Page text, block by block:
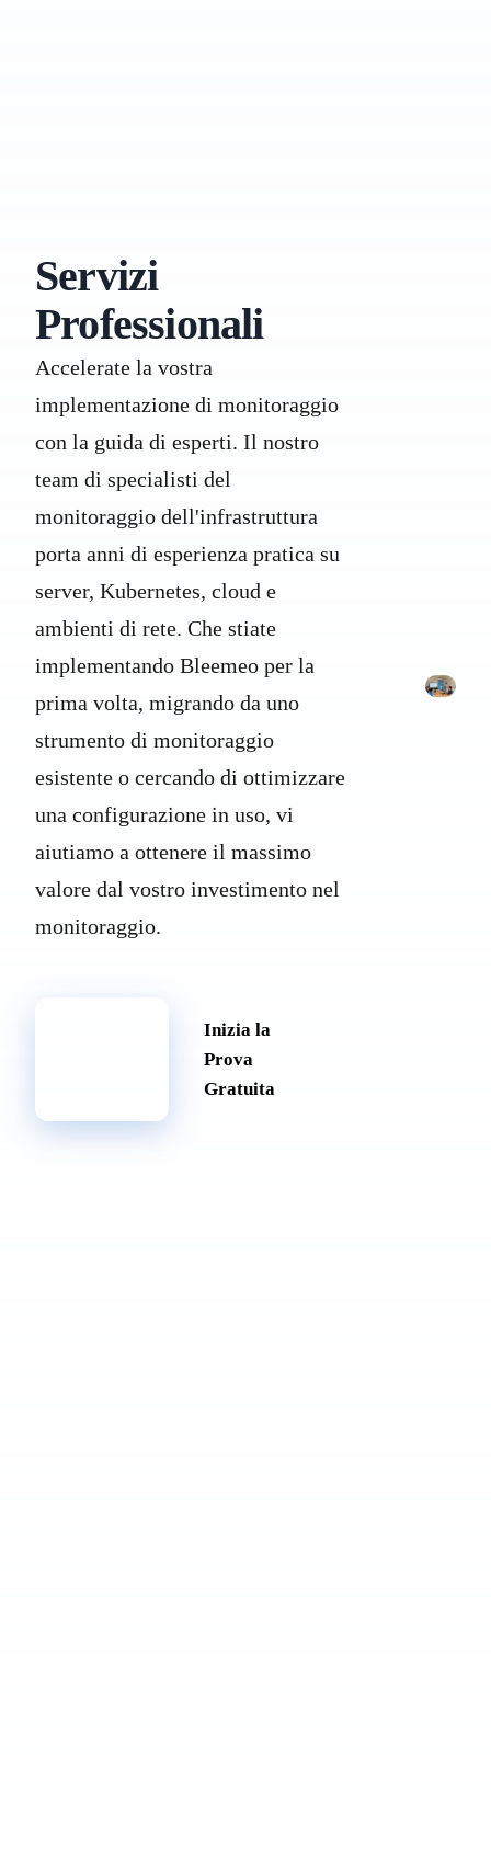
Servizi
Professionali
Accelerate la vostra
implementazione di monitoraggio
con la guida di esperti. Il nostro
team di specialisti del
monitoraggio dell'infrastruttura
porta anni di esperienza pratica su
server, Kubernetes, cloud e
ambienti di rete. Che stiate
implementando Bleemeo per la
prima volta, migrando da uno
strumento di monitoraggio
esistente o cercando di ottimizzare
una configurazione in uso, vi
aiutiamo a ottenere il massimo
valore dal vostro investimento nel
monitoraggio.
Inizia la
Prova
Gratuita
P
We are online · Typically replies in a few minutes
Start a conversation